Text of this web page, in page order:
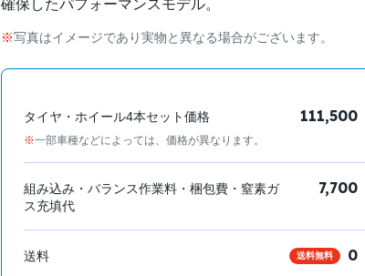
確保したパフォーマンスモデル。
写真はイメージであり実物と異なる場合がございます。
タイヤ・ホイール4本セット価格
一部車種などによっては、価格が異なります。
111,500
組み込み・バランス作業料・梱包費・窒素ガ
ス充填代
7,700
送料 送料無料 0